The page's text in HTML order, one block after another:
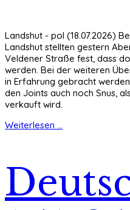
Landshut - pol (18.07.2026)
Landshut stellten gestern
Veldener Straße fest, dass
werden. Bei der weiteren
in Erfahrung gebracht
den Joints auch noch Snus,
verkauft wird.
Weiterlesen ...